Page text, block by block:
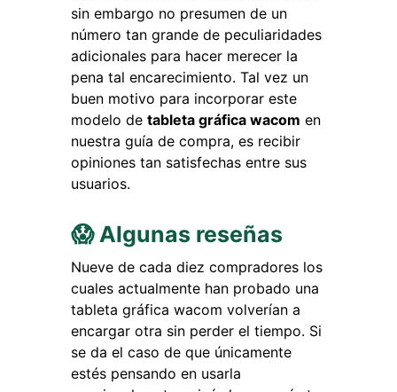
sin embargo no presumen de un
número tan grande de peculiaridades
adicionales para hacer merecer la
pena tal encarecimiento. Tal vez un
buen motivo para incorporar este
modelo de tableta gráfica wacom en
nuestra guía de compra, es recibir
opiniones tan satisfechas entre sus
usuarios.
😱 Algunas reseñas
Nueve de cada diez compradores los
cuales actualmente han probado una
tableta gráfica wacom volverían a
encargar otra sin perder el tiempo. Si
se da el caso de que únicamente
estés pensando en usarla